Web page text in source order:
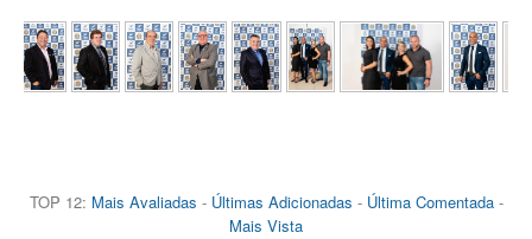
TOP 12: Mais Avaliadas - Últimas Adicionadas - Última Comentada-
Mais Vista